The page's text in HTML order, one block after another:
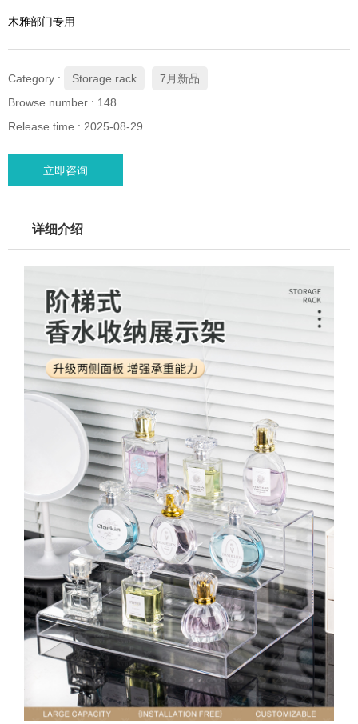
木雅部门专用
Category : Storage rack
7月新品
Browse number : 148
Release time : 2025-08-29
立即咨询
详细介绍